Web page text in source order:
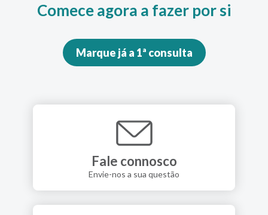
Comece agora a fazer por si
Marque já a 1ª consulta
Fale connosco
Envie-nos a sua questão